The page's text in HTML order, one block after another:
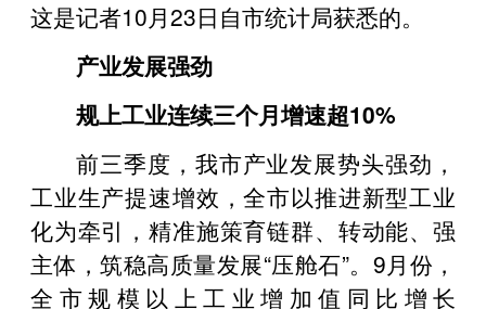
这是记者10月23日自市统计局获悉的。
产业发展强劲
规上工业连续三个月增速超10%
前三季度，我市产业发展势头强劲，
工业生产提速增效，全市以推进新型工业
化为牵引，精准施策育链群、转动能、强
主体，筑稳高质量发展“压舱石”。9月份，
全市规模以上工业增加值同比增长